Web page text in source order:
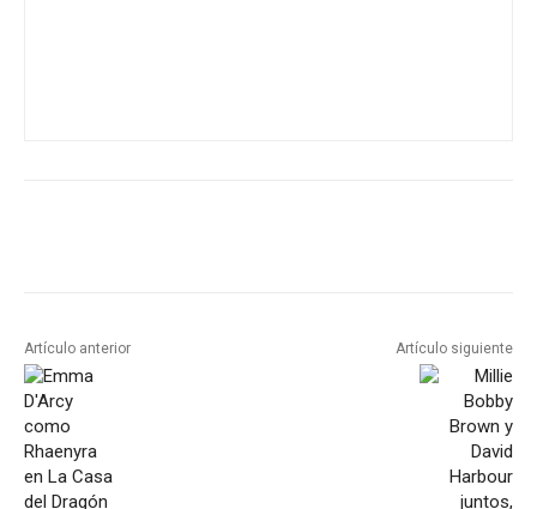
Artículo anterior Artículo siguiente